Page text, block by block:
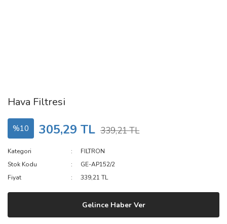
Hava Filtresi
%10 305,29 TL 339,21 TL
Kategori
FILTRON
Stok Kodu
GE-AP152/2
Fiyat
339,21 TL
Gelince Haber Ver